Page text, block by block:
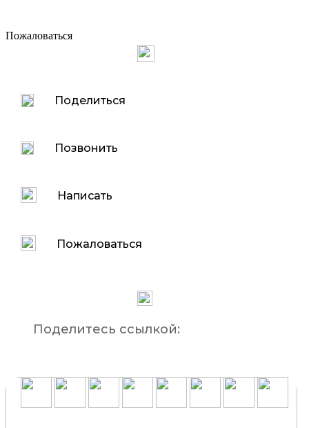
Пожаловаться
Поделиться
Позвонить
Написать
Пожаловаться
Поделитесь ссылкой: